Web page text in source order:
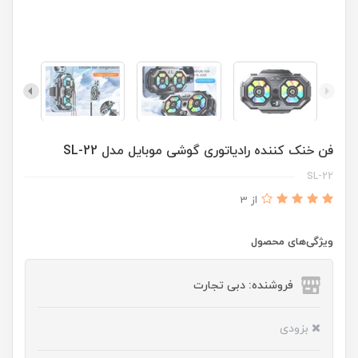
فن خنک کننده رادیاتوری گوشی موبایل مدل SL-22
SL-22
از 3
ویژگی‌های محصول
فروشنده: دبی تجارت
بزودی